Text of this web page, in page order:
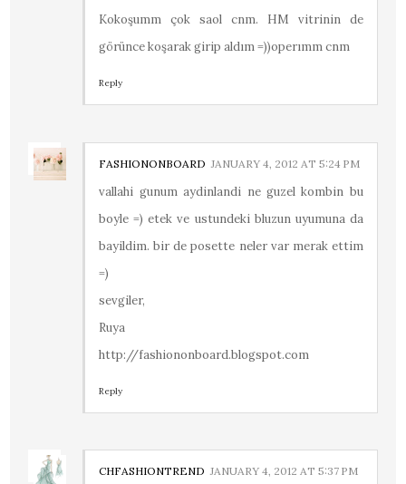
Kokoşumm çok saol cnm. HM vitrinin de
görünce koşarak girip aldım =))operımm cnm
Reply
FASHIONONBOARD JANUARY 4, 2012 AT 5:24 PM
vallahi gunum aydinlandi ne guzel kombin bu
boyle =) etek ve ustundeki bluzun uyumuna da
bayildim. bir de posette neler var merak ettim
=)
sevgiler,
Ruya
http://fashiononboard.blogspot.com
Reply
CHFASHIONTREND JANUARY 4, 2012 AT 5:37 PM